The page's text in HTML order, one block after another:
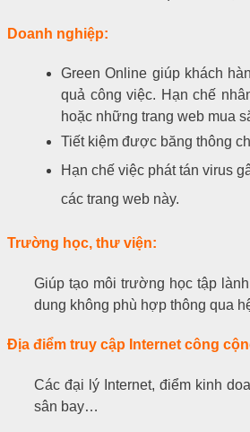
Doanh nghiệp:
Green Online giúp khách
quả công việc. Hạn chế
hoặc những trang web mua
Tiết kiệm được băng thông
Hạn chế việc phát tán virus
các trang web này.
Trường học, thư viện:
Giúp tạo môi trường học tập
dung không phù hợp thông qua
Địa điểm truy cập Internet công
Các đại lý Internet, điểm kinh
sân bay…